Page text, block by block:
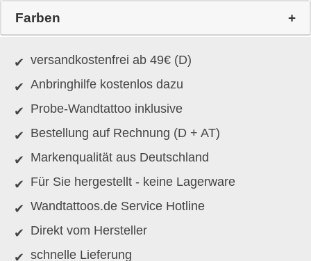
Farben
versandkostenfrei ab 49€ (D)
Anbringhilfe kostenlos dazu
Probe-Wandtattoo inklusive
Bestellung auf Rechnung (D + AT)
Markenqualität aus Deutschland
Für Sie hergestellt - keine Lagerware
Wandtattoos.de Service Hotline
Direkt vom Hersteller
schnelle Lieferung